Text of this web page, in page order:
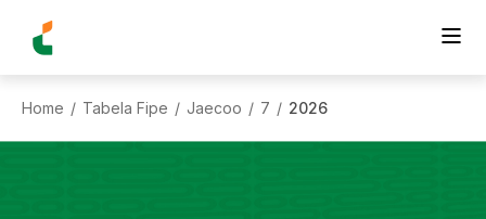
Home / Tabela Fipe / Jaecoo / 7 / 2026